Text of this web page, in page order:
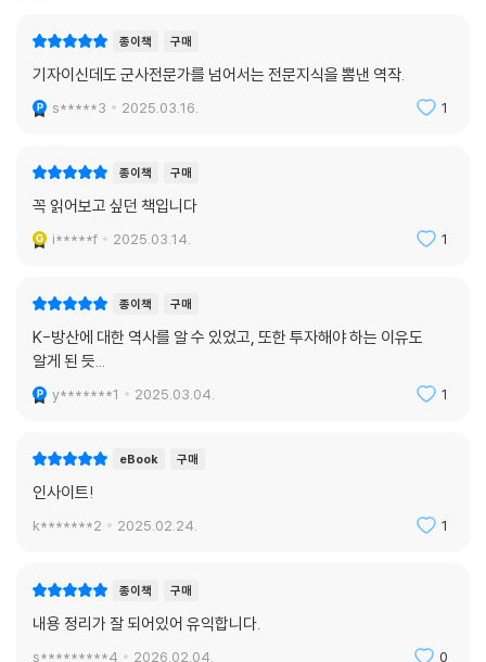
종이책 구매
기자이신데도 군사전문가를 넘어서는 전문지식을 뽐낸 역작.
s*****3 2025.03.16. 1
종이책 구매
꼭 읽어보고 싶던 책입니다
i*****f 2025.03.14. 1
종이책 구매
K-방산에 대한 역사를 알 수 있었고, 또한 투자해야 하는 이유도
알게 된 듯...
y*******1 2025.03.04. 1
eBook 구매
인사이트!
k*******2 2025.02.24. 1
종이책 구매
내용 정리가 잘 되어있어 유익합니다.
s*********4 2026.02.04. 0